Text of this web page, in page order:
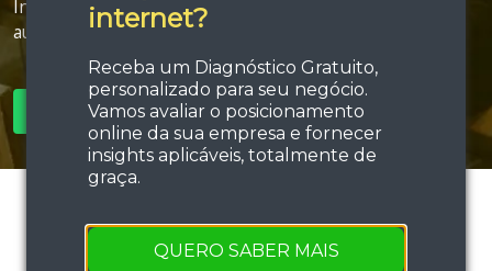
internet?
Receba um Diagnóstico Gratuito,
personalizado para seu negócio.
Vamos avaliar o posicionamento
online da sua empresa e fornecer
insights aplicáveis, totalmente de
graça.
QUERO SABER MAIS
Invista em estratégias de tráfego e performance e
aumente sua força de vendas!
SOLICITAR ORÇAMENTO